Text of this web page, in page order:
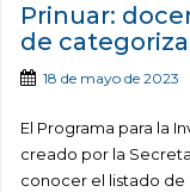
Prinuar:
de
18 de mayo de 2023
El Programa para la
creado por la
conocer el listado